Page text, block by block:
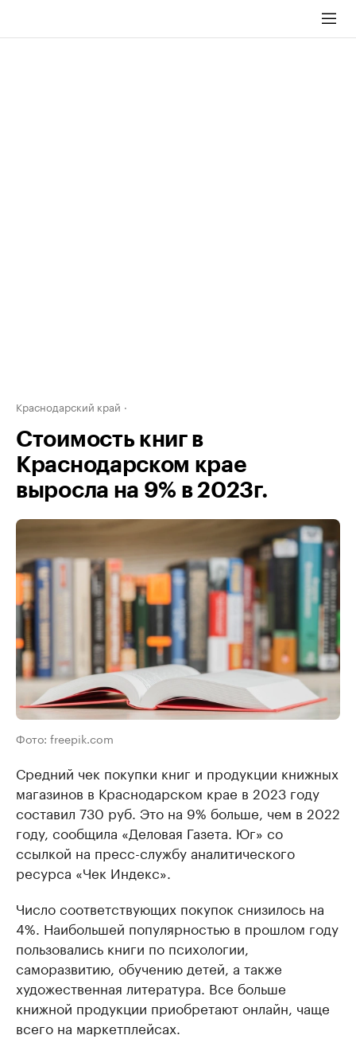
Краснодарский край
Стоимость книг в
Краснодарском крае
выросла на 9% в 2023г.
Фото: freepik.com
Средний чек покупки книг и продукции книжных
магазинов в Краснодарском крае в 2023 году
составил 730 руб. Это на 9% больше, чем в 2022
году, сообщила «Деловая Газета. Юг» со
ссылкой на пресс-службу аналитического
ресурса «Чек Индекс».
Число соответствующих покупок снизилось на
4%. Наибольшей популярностью в прошлом году
пользовались книги по психологии,
саморазвитию, обучению детей, а также
художественная литература. Все больше
книжной продукции приобретают онлайн, чаще
всего на маркетплейсах.